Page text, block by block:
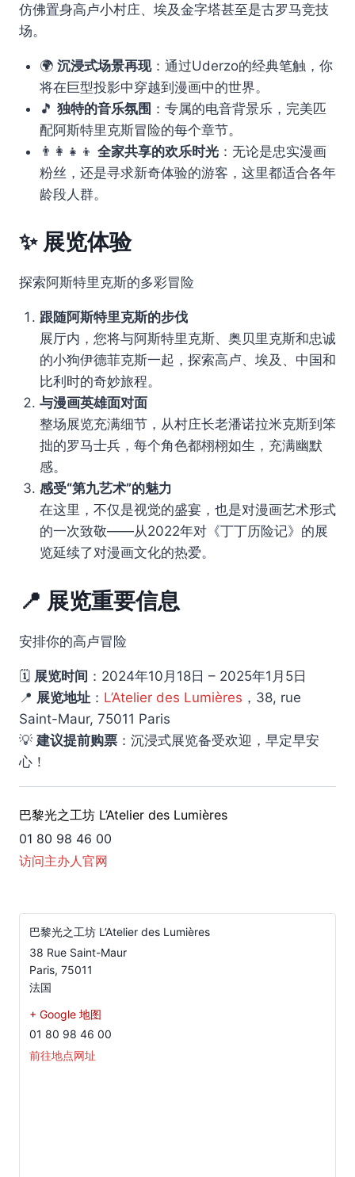
仿佛置身高卢小村庄、埃及金字塔甚至是古罗马竞技
场。
🌍 沉浸式场景再现：通过Uderzo的经典笔触，你
将在巨型投影中穿越到漫画中的世界。
🎵 独特的音乐氛围 ：专属的电音背景乐，完美匹
配阿斯特里克斯冒险的每个章节。
👨‍👩‍👧‍👦 全家共享的欢乐时光：无论是忠实漫画
粉丝，还是寻求新奇体验的游客，这里都适合各年
龄段人群。
✨ 展览体验
探索阿斯特里克斯的多彩冒险
跟随阿斯特里克斯的步伐
展厅内，您将与阿斯特里克斯、奥贝里克斯和忠诚
的小狗伊德菲克斯一起，探索高卢、埃及、中国和
比利时的奇妙旅程。
与漫画英雄面对面
整场展览充满细节，从村庄长老潘诺拉米克斯到笨
拙的罗马士兵，每个角色都栩栩如生，充满幽默
感。
感受“第九艺术”的魅力
在这里，不仅是视觉的盛宴，也是对漫画艺术形式
的一次致敬——从2022年对《丁丁历险记》的展
览延续了对漫画文化的热爱。
📍 展览重要信息
安排你的高卢冒险
🗓️ 展览时间 ：2024年10月18日 – 2025年1月5日
📍 展览地址 ： L’Atelier des Lumières ，38, rue
Saint-Maur, 75011 Paris
💡 建议提前购票 ：沉浸式展览备受欢迎，早定早安
心！
巴黎光之工坊 L’Atelier des Lumières
01 80 98 46 00
访问主办人官网
巴黎光之工坊 L’Atelier des Lumières
38 Rue Saint-Maur
Paris, 75011
法国
+ Google 地图
01 80 98 46 00
前往地点网址